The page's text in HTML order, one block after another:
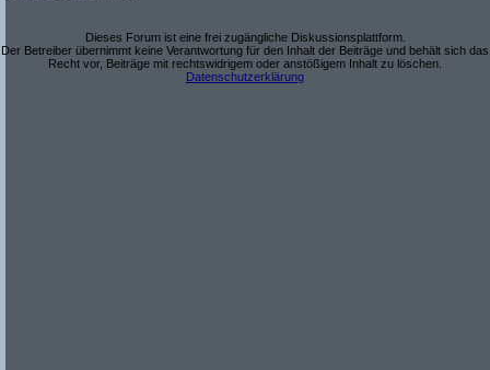
Dieses Forum ist eine frei zugängliche Diskussionsplattform.
Der Betreiber übernimmt keine Verantwortung für den Inhalt der Beiträge und behält sich das
Recht vor, Beiträge mit rechtswidrigem oder anstößigem Inhalt zu löschen.
Datenschutzerklärung